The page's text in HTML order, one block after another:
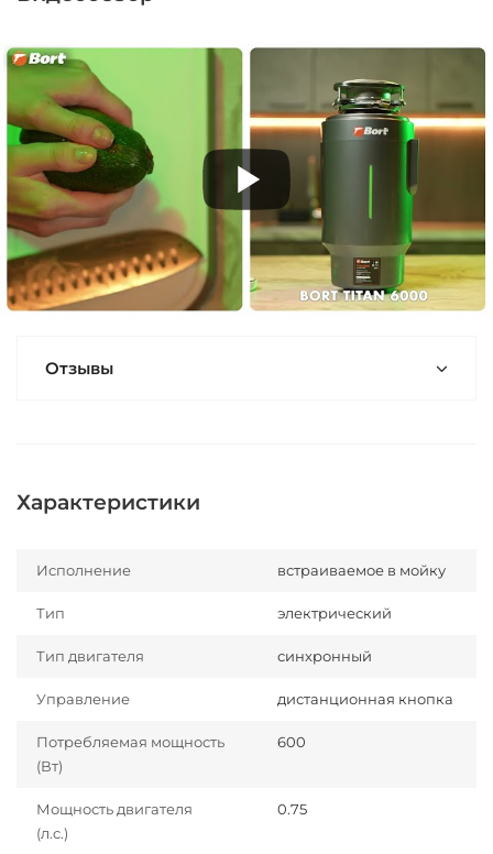
Отзывы
Характеристики
Исполнение встраиваемое в мойку
Тип электрический
Тип двигателя синхронный
Управление дистанционная кнопка
Потребляемая мощность
(Вт)
600
Мощность двигателя
(л.с.)
0.75